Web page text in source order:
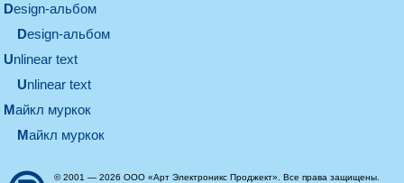
design-альбом
design-альбом
unlinear text
Unlinear text
майкл муркок
майкл муркок
© 2001 — 2026 ООО «Арт Электроникс Проджект». Все права защищены.